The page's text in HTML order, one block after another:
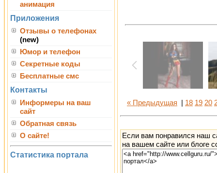
анимация
Приложения
Отзывы о телефонах
(new)
Юмор и телефон
Секретные коды
Бесплатные смс
Контакты
Информеры на ваш
сайт
Обратная связь
О сайте!
Статистика портала
« Предыдущая 18 19 20
Если вам понравился наш
на вашем сайте или блоге